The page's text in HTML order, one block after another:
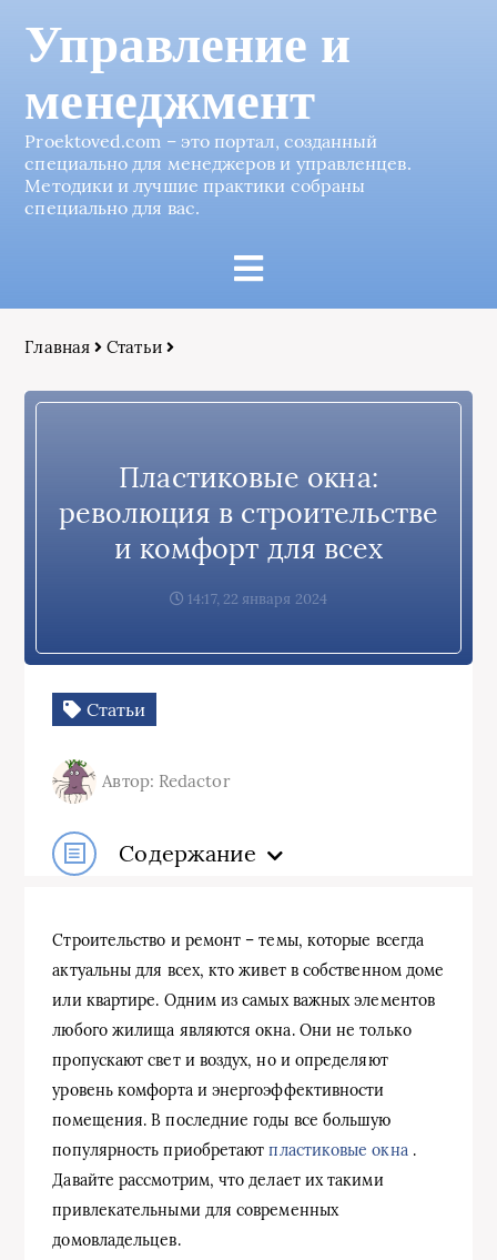
Управление и
менеджмент
Proektoved.com – это портал, созданный
специально для менеджеров и управленцев.
Методики и лучшие практики собраны
специально для вас.
Главная Статьи
Пластиковые окна:
революция в строительстве
и комфорт для всех
14:17, 22 января 2024
Статьи
Автор: Redactor
Содержание
Строительство и ремонт – темы, которые всегда
актуальны для всех, кто живет в собственном доме
или квартире. Одним из самых важных элементов
любого жилища являются окна. Они не только
пропускают свет и воздух, но и определяют
уровень комфорта и энергоэффективности
помещения. В последние годы все большую
популярность приобретаютпластиковые окна .
Давайте рассмотрим, что делает их такими
привлекательными для современных
домовладельцев.